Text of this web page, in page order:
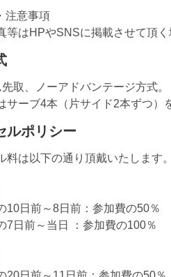
注意事項
等はHPやSNSに掲載させて頂
先取、ノーアドバンテージ方式。
サーブ4本（片サイド2本ずつ
ルポリシー
料は以下の通り頂戴いたします。
10日前～8日前：参加費の50％
7日前～当日 ：参加費の100％